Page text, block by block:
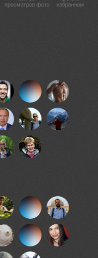
просмотров фото
избранном